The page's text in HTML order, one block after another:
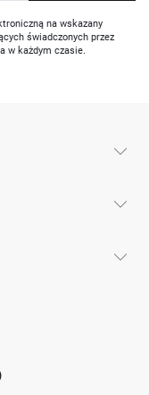
na wskazany
świadczonych przez
w każdym czasie.